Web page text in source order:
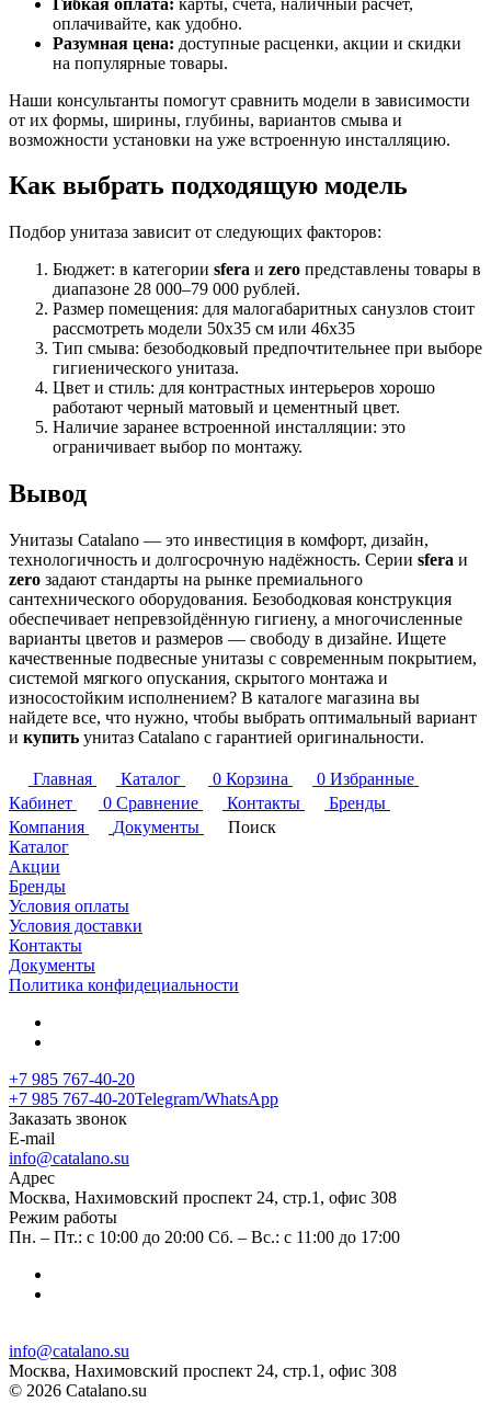
оплачивайте, как удобно.
Разумная цена: доступные расценки, акции и скидки
на популярные товары.
Наши консультанты помогут сравнить модели в зависимости
от их формы, ширины, глубины, вариантов смыва и
возможности установки на уже встроенную инсталляцию.
Как выбрать подходящую модель
Подбор унитаза зависит от следующих факторов:
Бюджет: в категории sfera и zero представлены товары в
диапазоне 28 000–79 000 рублей.
Размер помещения: для малогабаритных санузлов стоит
рассмотреть модели 50x35 см или 46x35
Тип смыва: безободковый предпочтительнее при выборе
гигиенического унитаза.
Цвет и стиль: для контрастных интерьеров хорошо
работают черный матовый и цементный цвет.
Наличие заранее встроенной инсталляции: это
ограничивает выбор по монтажу.
Вывод
Унитазы Catalano — это инвестиция в комфорт, дизайн,
технологичность и долгосрочную надёжность. Серии sfera и
zero задают стандарты на рынке премиального
сантехнического оборудования. Безободковая конструкция
обеспечивает непревзойдённую гигиену, а многочисленные
варианты цветов и размеров — свободу в дизайне. Ищете
качественные подвесные унитазы с современным покрытием,
системой мягкого опускания, скрытого монтажа и
износостойким исполнением? В каталоге магазина вы
найдете все, что нужно, чтобы выбрать оптимальный вариант
и купить унитаз Catalano с гарантией оригинальности.
Главная Каталог 0 Корзина 0 Избранные
Кабинет
0 Сравнение Контакты
Бренды
Компания
Документы
Поиск
Каталог
Акции
Бренды
Условия оплаты
Условия доставки
Контакты
Документы
Политика конфидециальности
+7 985 767-40-20
+7 985 767-40-20Telegram/WhatsApp
Заказать звонок
E-mail
info@catalano.su
Адрес
Москва, Нахимовский проспект 24, стр.1, офис 308
Режим работы
Пн. – Пт.: с 10:00 до 20:00 Сб. – Вс.: с 11:00 до 17:00
info@catalano.su
Москва, Нахимовский проспект 24, стр.1, офис 308
© 2026 Catalano.su